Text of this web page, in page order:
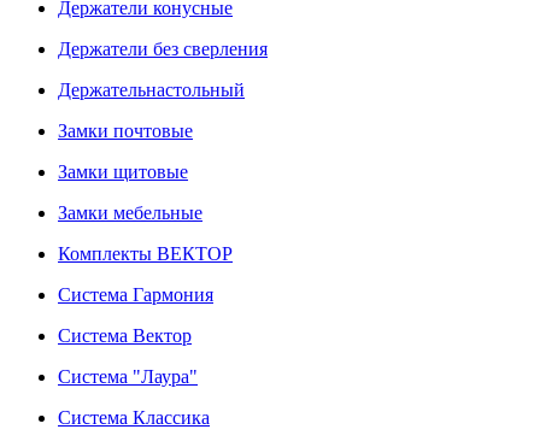
Держатели конусные
Держатели без сверления
Держательнастольный
Замки почтовые
Замки щитовые
Замки мебельные
Комплекты ВЕКТОР
Система Гармония
Система Вектор
Система "Лаура"
Система Классика